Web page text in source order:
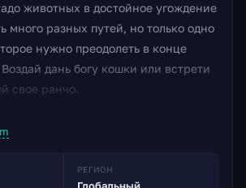
животных в достойное угождение
много разных путей, но только одно
нужно преодолеть в конце
дань богу кошки или встрети
свое ранчо.
то альпаки, крокодилы, гиены,
построить. Воспользуйтесь 7
РЕГИОН